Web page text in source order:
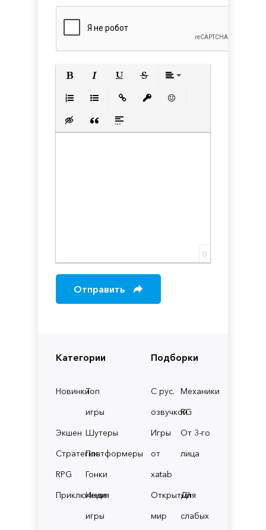
Категории
НовинкиТоп
игры
Экшен Шутеры
СтратегииПлатформеры
RPG
Гонки
Приключения
Инди
игры
Подборки
С рус.
озвучкой
Механики
RG
Игры
от
xatab
От 3-го
лица
Открытый
мир
Для
слабых
Вставка скрытого текста
Вставка цитаты
Вставка спойлера
0
Отправить